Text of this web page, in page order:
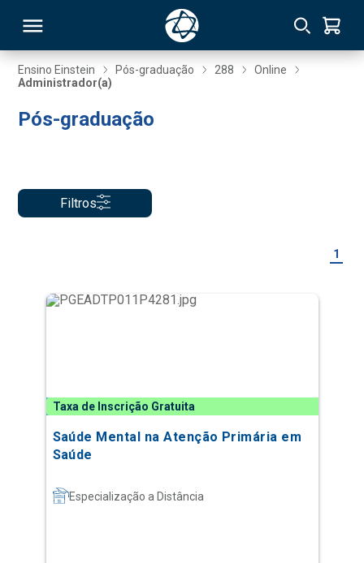
Ensino Einstein Pós-graduação 288
Online
Administrador(a)
Pós-graduação
Filtros
1
Taxa de Inscrição Gratuita
Saúde Mental na Atenção Primária em
Saúde
Especialização a Distância